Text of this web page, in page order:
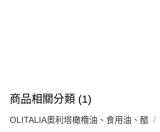
商品相關分類 (1)
OLITALIA奧利塔橄欖油、食用油、醋